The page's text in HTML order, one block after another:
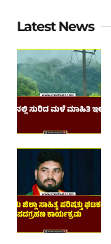
Latest News